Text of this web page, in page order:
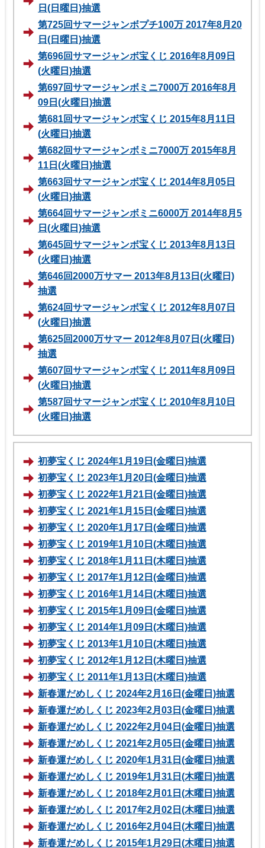
日(日曜日)抽選
第725回サマージャンボプチ100万 2017年8月20
日(日曜日)抽選
第696回サマージャンボ宝くじ 2016年8月09日
(火曜日)抽選
第697回サマージャンボミニ7000万 2016年8月
09日(火曜日)抽選
第681回サマージャンボ宝くじ 2015年8月11日
(火曜日)抽選
第682回サマージャンボミニ7000万 2015年8月
11日(火曜日)抽選
第663回サマージャンボ宝くじ 2014年8月05日
(火曜日)抽選
第664回サマージャンボミニ6000万 2014年8月5
日(火曜日)抽選
第645回サマージャンボ宝くじ 2013年8月13日
(火曜日)抽選
第646回2000万サマー 2013年8月13日(火曜日)
抽選
第624回サマージャンボ宝くじ 2012年8月07日
(火曜日)抽選
第625回2000万サマー 2012年8月07日(火曜日)
抽選
第607回サマージャンボ宝くじ 2011年8月09日
(火曜日)抽選
第587回サマージャンボ宝くじ 2010年8月10日
(火曜日)抽選
初夢宝くじ 2024年1月19日(金曜日)抽選
初夢宝くじ 2023年1月20日(金曜日)抽選
初夢宝くじ 2022年1月21日(金曜日)抽選
初夢宝くじ 2021年1月15日(金曜日)抽選
初夢宝くじ 2020年1月17日(金曜日)抽選
初夢宝くじ 2019年1月10日(木曜日)抽選
初夢宝くじ 2018年1月11日(木曜日)抽選
初夢宝くじ 2017年1月12日(金曜日)抽選
初夢宝くじ 2016年1月14日(木曜日)抽選
初夢宝くじ 2015年1月09日(金曜日)抽選
初夢宝くじ 2014年1月09日(木曜日)抽選
初夢宝くじ 2013年1月10日(木曜日)抽選
初夢宝くじ 2012年1月12日(木曜日)抽選
初夢宝くじ 2011年1月13日(木曜日)抽選
新春運だめしくじ 2024年2月16日(金曜日)抽選
新春運だめしくじ 2023年2月03日(金曜日)抽選
新春運だめしくじ 2022年2月04日(金曜日)抽選
新春運だめしくじ 2021年2月05日(金曜日)抽選
新春運だめしくじ 2020年1月31日(金曜日)抽選
新春運だめしくじ 2019年1月31日(木曜日)抽選
新春運だめしくじ 2018年2月01日(木曜日)抽選
新春運だめしくじ 2017年2月02日(木曜日)抽選
新春運だめしくじ 2016年2月04日(木曜日)抽選
新春運だめしくじ 2015年1月29日(木曜日)抽選